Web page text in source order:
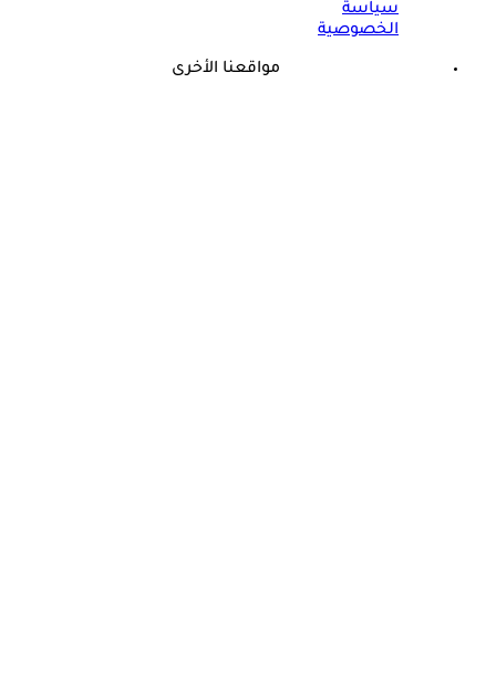
سياسة
الخصوصية
مواقعنا الأخرى